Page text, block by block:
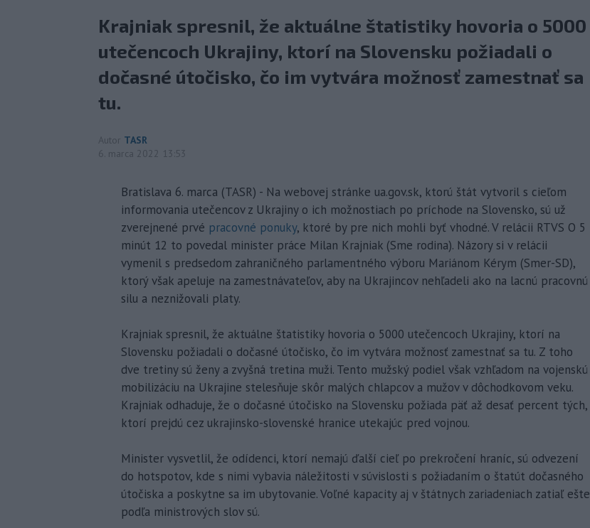
Krajniak spresnil, že aktuálne štatistiky hovoria o 5000
utečencoch Ukrajiny, ktorí na Slovensku požiadali o
dočasné útočisko, čo im vytvára možnosť zamestnať sa
tu.
Autor TASR
6. marca 2022 13:53
Bratislava 6. marca (TASR) - Na webovej stránke ua.gov.sk, ktorú štát vytvoril s cieľom
informovania utečencov z Ukrajiny o ich možnostiach po príchode na Slovensko, sú už
zverejnené prvé pracovné ponuky, ktoré by pre nich mohli byť vhodné. V relácii RTVS O 5
minút 12 to povedal minister práce Milan Krajniak (Sme rodina). Názory si v relácii
vymenil s predsedom zahraničného parlamentného výboru Mariánom Kérym (Smer-SD),
ktorý však apeluje na zamestnávateľov, aby na Ukrajincov nehľadeli ako na lacnú pracovnú
silu a neznižovali platy.
Krajniak spresnil, že aktuálne štatistiky hovoria o 5000 utečencoch Ukrajiny, ktorí na
Slovensku požiadali o dočasné útočisko, čo im vytvára možnosť zamestnať sa tu. Z toho
dve tretiny sú ženy a zvyšná tretina muži. Tento mužský podiel však vzhľadom na vojenskú
mobilizáciu na Ukrajine stelesňuje skôr malých chlapcov a mužov v dôchodkovom veku.
Krajniak odhaduje, že o dočasné útočisko na Slovensku požiada päť až desať percent tých,
ktorí prejdú cez ukrajinsko-slovenské hranice utekajúc pred vojnou.
Minister vysvetlil, že odídenci, ktorí nemajú ďalší cieľ po prekročení hraníc, sú odvezení
do hotspotov, kde s nimi vybavia náležitosti v súvislosti s požiadaním o štatút dočasného
útočiska a poskytne sa im ubytovanie. Voľné kapacity aj v štátnych zariadeniach zatiaľ ešte
podľa ministrových slov sú.